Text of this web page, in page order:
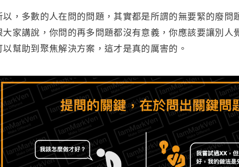
以，多數的人在問的問題，其實都是所謂的無要緊的廢問
大家講說，你問的再多問題都沒有意義，你應該要讓別人
以幫助到聚焦解決方案，這才是真的厲害的。